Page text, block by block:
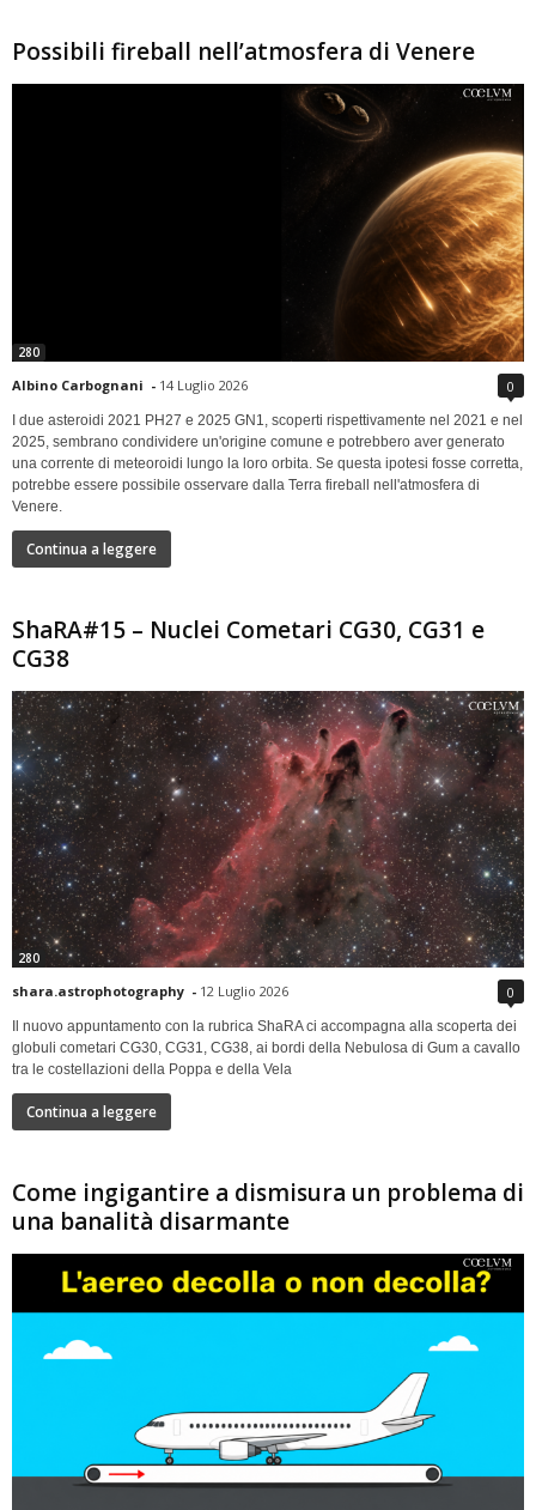
Possibili fireball nell’atmosfera di Venere
280
Albino Carbognani - 14 Luglio 2026 0
I due asteroidi 2021 PH27 e 2025 GN1, scoperti rispettivamente nel 2021 e nel
2025, sembrano condividere un'origine comune e potrebbero aver generato
una corrente di meteoroidi lungo la loro orbita. Se questa ipotesi fosse corretta,
potrebbe essere possibile osservare dalla Terra fireball nell'atmosfera di
Venere.
Continua a leggere
ShaRA#15 – Nuclei Cometari CG30, CG31 e
CG38
280
shara.astrophotography - 12 Luglio 2026 0
Il nuovo appuntamento con la rubrica ShaRA ci accompagna alla scoperta dei
globuli cometari CG30, CG31, CG38, ai bordi della Nebulosa di Gum a cavallo
tra le costellazioni della Poppa e della Vela
Continua a leggere
Come ingigantire a dismisura un problema di
una banalità disarmante